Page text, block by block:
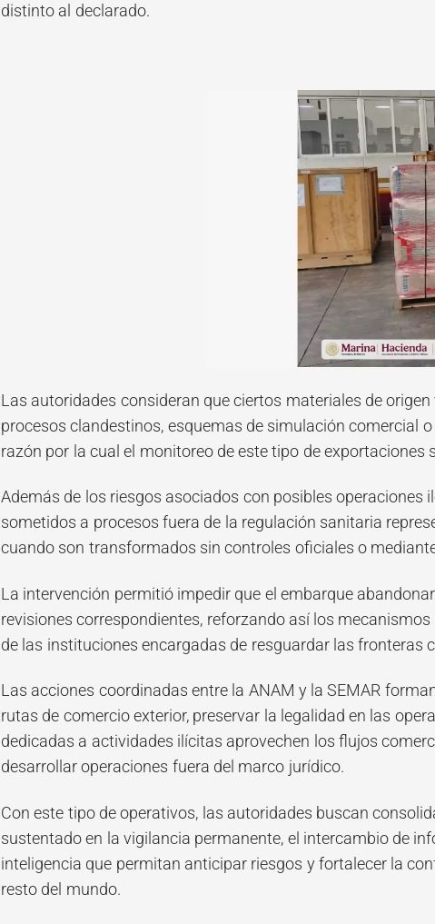
distinto al declarado.
Las autoridades consideran que ciertos materiales de
procesos clandestinos, esquemas de simulación comercial
razón por la cual el monitoreo de este tipo de
Además de los riesgos asociados con posibles operaciones
sometidos a procesos fuera de la regulación sanitaria
cuando son transformados sin controles oficiales o
La intervención permitió impedir que el embarque
revisiones correspondientes, reforzando así los
de las instituciones encargadas de resguardar las fronteras
Las acciones coordinadas entre la ANAM y la SEMAR
rutas de comercio exterior, preservar la legalidad en las
dedicadas a actividades ilícitas aprovechen los flujos
desarrollar operaciones fuera del marco jurídico.
Con este tipo de operativos, las autoridades buscan
sustentado en la vigilancia permanente, el intercambio de
inteligencia que permitan anticipar riesgos y fortalecer la
resto del mundo.